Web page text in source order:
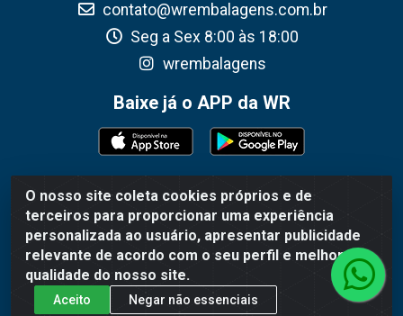
O nosso site coleta cookies próprios e de
terceiros para proporcionar uma experiência
personalizada ao usuário, apresentar publicidade
relevante de acordo com o seu perfil e melhorar a
qualidade do nosso site.
Aceito Negar não essenciais
contato@wrembalagens.com.br
Seg a Sex 8:00 às 18:00
wrembalagens
Baixe já o APP da WR
WR Embalagens - R. Cel. Teodoro Gomes de Araújo, 1360 -
Grogotó - Barbacena / MG - CEP 36202-628 - CNPJ
02.692.206/0001-55